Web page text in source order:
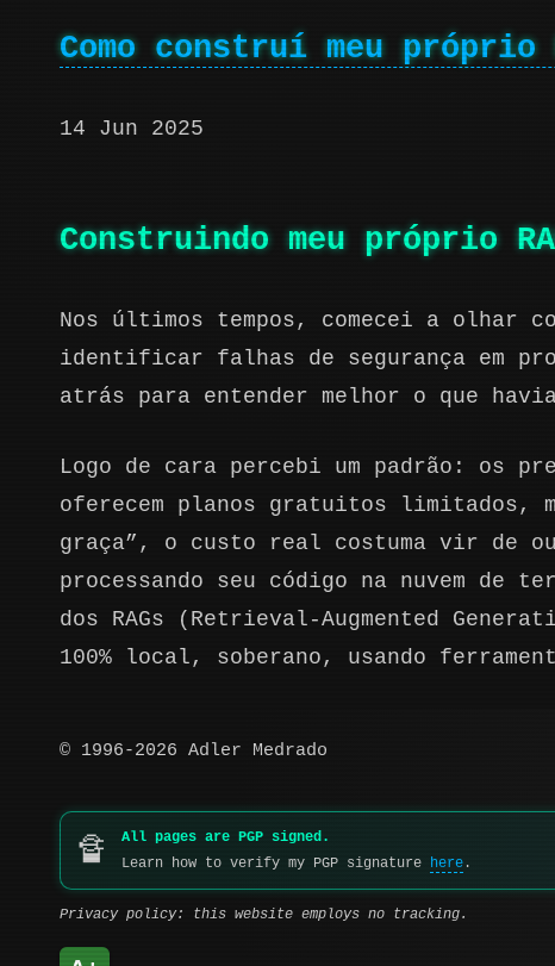
Como construí meu próprio
14 Jun 2025
Construindo meu próprio
Nos últimos tempos, comecei a olhar
identificar falhas de segurança em
atrás para entender melhor o que
Logo de cara percebi um padrão: os
oferecem planos gratuitos limitados,
graça”, o custo real costuma vir de
processando seu código na nuvem de
dos RAGs (Retrieval-Augmented
100% local, soberano, usando
© 1996-2026 Adler Medrado
🔏
All pages are PGP signed.
Learn how to verify my PGP signature here .
Privacy policy: this website employs no tracking.